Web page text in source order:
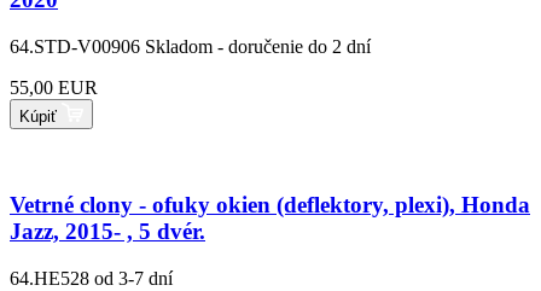
64.STD-V00906 Skladom - doručenie do 2 dní
55,00 EUR
Kúpiť
Vetrné clony - ofuky okien (deflektory, plexi), Honda
Jazz, 2015- , 5 dvér.
64.HE528 od 3-7 dní